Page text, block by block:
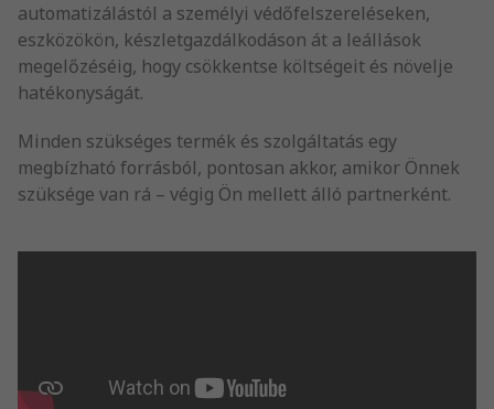
automatizálástól a személyi védőfelszereléseken,
eszközökön, készletgazdálkodáson át a leállások
megelőzéséig, hogy csökkentse költségeit és növelje
hatékonyságát.
Minden szükséges termék és szolgáltatás egy
megbízható forrásból, pontosan akkor, amikor Önnek
szüksége van rá – végig Ön mellett álló partnerként.